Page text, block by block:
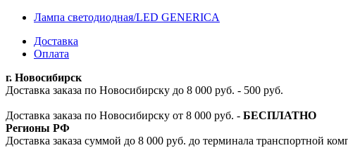
Лампа светодиодная/LED GENERICA
Доставка
Оплата
г. Новосибирск
Доставка заказа по Новосибирску до 8 000 руб. - 500 руб.
Доставка заказа по Новосибирску от 8 000 руб. - БЕСПЛАТНО
Регионы РФ
Доставка заказа суммой до 8 000 руб. до терминала транспортной